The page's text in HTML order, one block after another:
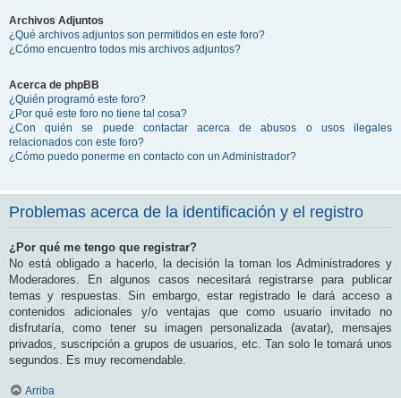
Archivos Adjuntos
¿Qué archivos adjuntos son permitidos en este foro?
¿Cómo encuentro todos mis archivos adjuntos?
Acerca de phpBB
¿Quién programó este foro?
¿Por qué este foro no tiene tal cosa?
¿Con quién se puede contactar acerca de abusos o usos ilegales
relacionados con este foro?
¿Cómo puedo ponerme en contacto con un Administrador?
Problemas acerca de la identificación y el registro
¿Por qué me tengo que registrar?
No está obligado a hacerlo, la decisión la toman los Administradores y
Moderadores. En algunos casos necesitará registrarse para publicar
temas y respuestas. Sin embargo, estar registrado le dará acceso a
contenidos adicionales y/o ventajas que como usuario invitado no
disfrutaría, como tener su imagen personalizada (avatar), mensajes
privados, suscripción a grupos de usuarios, etc. Tan solo le tomará unos
segundos. Es muy recomendable.
Arriba